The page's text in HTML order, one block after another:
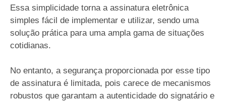
Essa simplicidade torna a assinatura eletrônica
simples fácil de implementar e utilizar, sendo uma
solução prática para uma ampla gama de situações
cotidianas.
No entanto, a segurança proporcionada por esse tipo
de assinatura é limitada, pois carece de mecanismos
robustos que garantam a autenticidade do signatário e